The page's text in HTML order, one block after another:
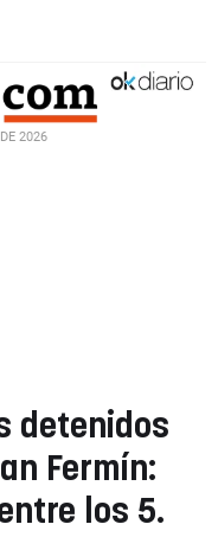
2026
detenidos
Fermín:
los 5.